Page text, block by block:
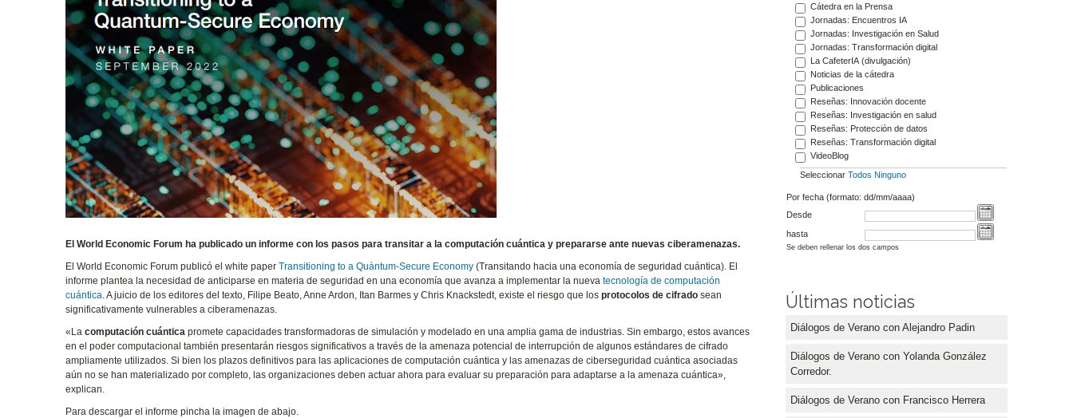
El World Economic Forum ha publicado un informe con los pasos para transitar a la computación cuántica y prepararse ante nuevas ciberamenazas.
El World Economic Forum publicó el white paperTransitioning to a Quàntum-Secure Economy (Transitando hacia una economía de seguridad cuántica). El
informe plantea la necesidad de anticiparse en materia de seguridad en una economía que avanza a implementar la nuevatecnología de computación
cuántica. A juicio de los editores del texto, Filipe Beato, Anne Ardon, Itan Barmes y Chris Knackstedt, existe el riesgo que los protocolos de cifradosean
significativamente vulnerables a ciberamenazas.
«Lacomputación cuántica promete capacidades transformadoras de simulación y modelado en una amplia gama de industrias. Sin embargo, estos avances
en el poder computacional también presentarán riesgos significativos a través de la amenaza potencial de interrupción de algunos estándares de cifrado
ampliamente utilizados. Si bien los plazos definitivos para las aplicaciones de computación cuántica y las amenazas de ciberseguridad cuántica asociadas
aún no se han materializado por completo, las organizaciones deben actuar ahora para evaluar su preparación para adaptarse a la amenaza cuántica»,
explican.
Para descargar el informe pincha la imagen de abajo.
Cátedra en la Prensa
Jornadas: Encuentros IA
Jornadas: Investigación en Salud
Jornadas: Transformación digital
La CafeterIA (divulgación)
Noticias de la cátedra
Publicaciones
Reseñas: Innovación docente
Reseñas: Investigación en salud
Reseñas: Protección de datos
Reseñas: Transformación digital
VideoBlog
Seleccionar Todos Ninguno
Por fecha (formato: dd/mm/aaaa)
Desde
hasta
Se deben rellenar los dos campos
Últimas noticias
Diálogos de Verano con Alejandro Padin
Diálogos de Verano con Yolanda González
Corredor.
Diálogos de Verano con Francisco Herrera